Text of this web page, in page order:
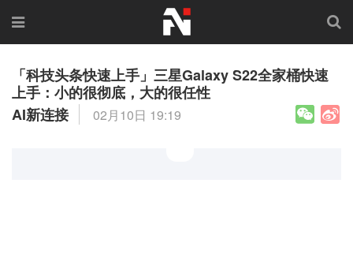
「科技头条快速上手」三星Galaxy S22全家桶快速
上手：小的很彻底，大的很任性
AI新连接
02月10日 19:19